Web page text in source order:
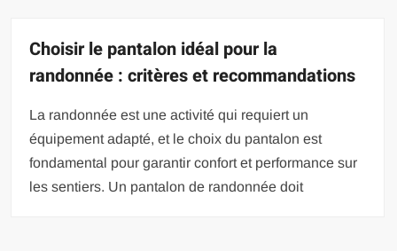
Choisir le pantalon idéal pour la
randonnée : critères et recommandations
La randonnée est une activité qui requiert un
équipement adapté, et le choix du pantalon est
fondamental pour garantir confort et performance sur
les sentiers. Un pantalon de randonnée doit